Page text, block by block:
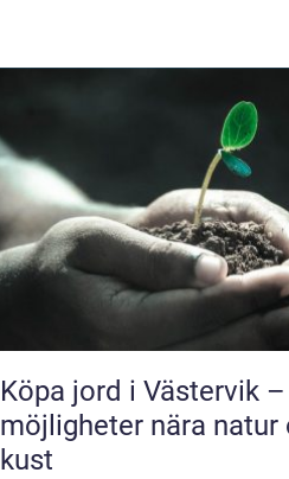
Köpa jord i Västervik –
möjligheter nära natur
kust